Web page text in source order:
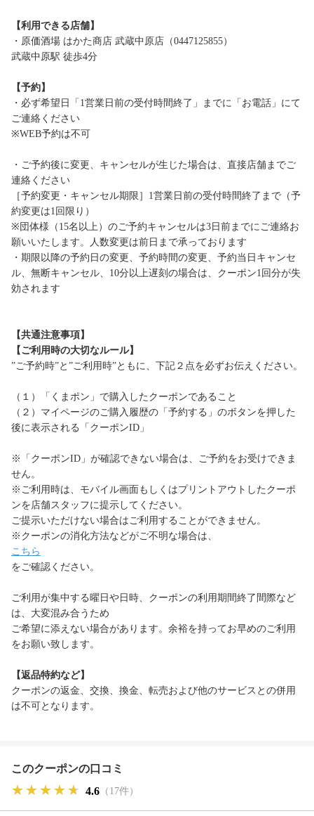
【利用できる店舗】
・原価酒場 はかた商店 武蔵中原店（0447125855）
武蔵中原駅 徒歩4分
【予約】
・必ず希望日「1営業日前の受付時間終了」までに「お電話」にて
ご連絡ください
※WEB予約は不可
・ご予約後に変更、キャンセルが生じた場合は、直接店舗までご
連絡ください
［予約変更・キャンセル期限］1営業日前の受付時間終了まで（予
約変更は1回限り）
※団体様（15名以上）のご予約キャンセルは3日前までにご連絡お
願いいたします。人数変更は前日まで承っております
・期限以降の予約日の変更、予約時間の変更、予約当日キャンセ
ル、無断キャンセル、10分以上遅刻の場合は、クーポン1回分が失
効されます
【共通注意事項】
【ご利用時の大切なルール】
”ご予約時”と”ご利用時”ともに、下記２点を必ずお伝えください。
（１）「くまポン」で購入したクーポンであること
（２）マイページのご購入履歴の「予約する」のボタンを押した
後に表示される「クーポンID」
※「クーポンID」が確認できない場合は、ご予約をお受けできま
せん。
※ご利用時は、モバイル画面もしくはプリントアウトしたクーポ
ンを店舗スタッフに提示してください。
ご提示いただけない場合はご利用することができません。
※クーポンの消化方法などがご不明な場合は、
こちら
をご確認ください。
ご利用が集中する曜日や日時、クーポンの利用期間終了間際など
は、大変混み合うため
ご希望に添えない場合があります。余裕を持ってお早めのご利用
をお願い致します。
【返品特約など】
クーポンの返金、交換、換金、転売および他のサービスとの併用
は不可となります。
このクーポンの口コミ
★★★★★
★★★★★
★★★★★ 4.6 （17件）